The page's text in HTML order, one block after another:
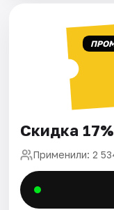
Скидка
Применили: 2